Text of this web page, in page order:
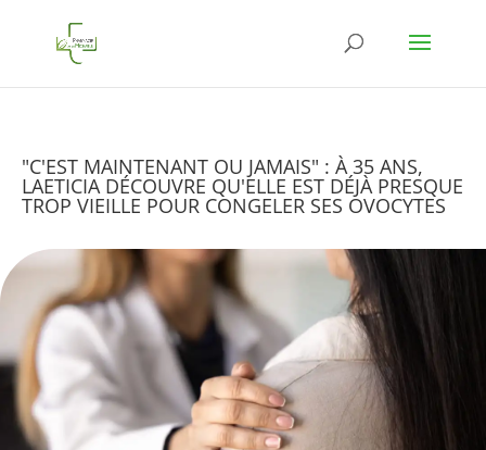
"C'EST MAINTENANT OU JAMAIS" : À 35 ANS,
LAETICIA DÉCOUVRE QU'ELLE EST DÉJÀ PRESQUE
TROP VIEILLE POUR CONGELER SES OVOCYTES